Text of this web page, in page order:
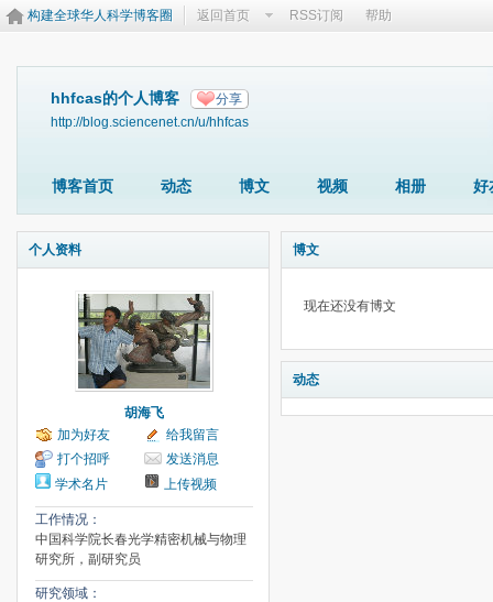
构建全球华人科学博客圈 返回首页 RSS订阅 帮助
hhfcas的个人博客 分享
http://blog.sciencenet.cn/u/hhfcas
博客首页 动态 博文 视频 相册 好
个人资料
胡海飞
加为好友
给我留言
打个招呼
发送消息
学术名片
上传视频
工作情况：
中国科学院长春光学精密机械与物理
研究所，副研究员
研究领域：
博文
现在还没有博文
动态